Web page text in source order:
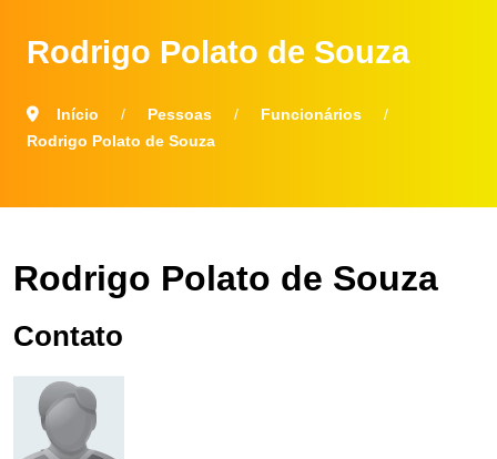
Rodrigo Polato de Souza
Início Pessoas
Funcionários
Rodrigo Polato de Souza
Rodrigo Polato de Souza
Contato